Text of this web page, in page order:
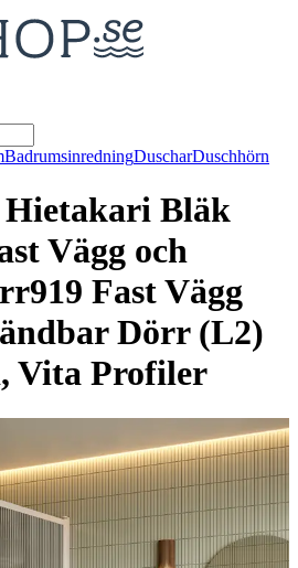
BadrumsinredningDuscharDuschhörn
Hietakari Bläk
Vägg och
919 Fast Vägg
Dörr (L2)
Vita Profiler